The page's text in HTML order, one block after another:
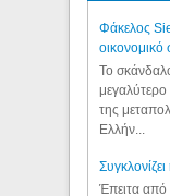
Φάκελος
οικονομικό
Το
μεγαλύτερο
της
Ελλήν...
Έπειτα από